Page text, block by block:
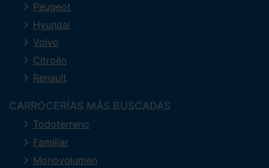
Peugeot
Hyundai
Volvo
Citroën
Renault
CARROCERÍAS MÁS BUSCADAS
Todoterreno
Familiar
Monovolumen